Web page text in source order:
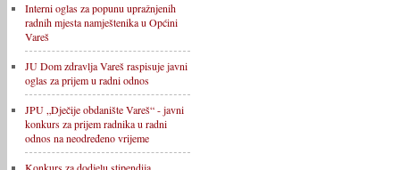
Interni oglas za popunu upražnjenih
radnih mjesta namještenika u Općini
Vareš
JU Dom zdravlja Vareš raspisuje javni
oglas za prijem u radni odnos
JPU „Dječije obdanište Vareš“ - javni
konkurs za prijem radnika u radni
odnos na neodređeno vrijeme